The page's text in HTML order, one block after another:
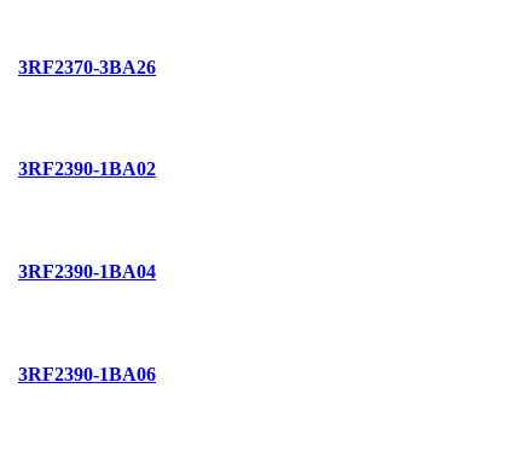
3RF2370-3BA26
3RF2390-1BA02
3RF2390-1BA04
3RF2390-1BA06